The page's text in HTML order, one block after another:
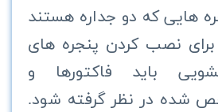
هایی که دو جداره هستند
نصب کردن پنجره های
باید فاکتورها و
شده در نظر گرفته شود.